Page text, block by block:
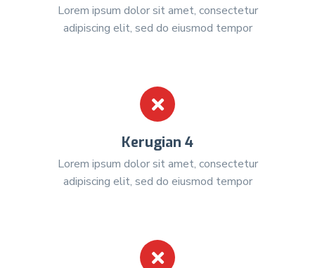
Lorem ipsum dolor sit amet, consectetur
adipiscing elit, sed do eiusmod tempor
Kerugian 4
Lorem ipsum dolor sit amet, consectetur
adipiscing elit, sed do eiusmod tempor